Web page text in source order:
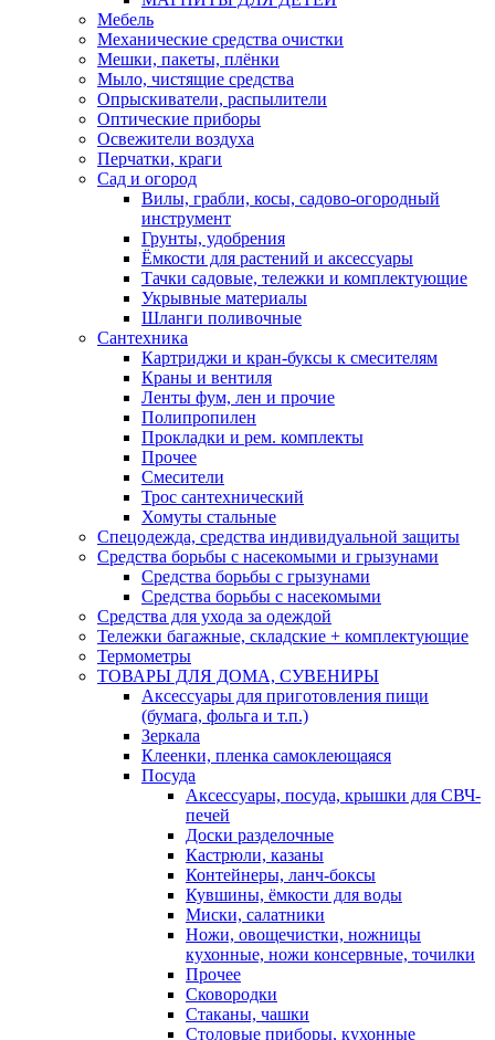
Мебель
Механические средства очистки
Мешки, пакеты, плёнки
Мыло, чистящие средства
Опрыскиватели, распылители
Оптические приборы
Освежители воздуха
Перчатки, краги
Сад и огород
Вилы, грабли, косы, садово-огородный
инструмент
Грунты, удобрения
Ёмкости для растений и аксессуары
Тачки садовые, тележки и комплектующие
Укрывные материалы
Шланги поливочные
Сантехника
Картриджи и кран-буксы к смесителям
Краны и вентиля
Ленты фум, лен и прочие
Полипропилен
Прокладки и рем. комплекты
Прочее
Смесители
Трос сантехнический
Хомуты стальные
Спецодежда, средства индивидуальной защиты
Средства борьбы с насекомыми и грызунами
Средства борьбы с грызунами
Средства борьбы с насекомыми
Средства для ухода за одеждой
Тележки багажные, складские + комплектующие
Термометры
ТОВАРЫ ДЛЯ ДОМА, СУВЕНИРЫ
Аксессуары для приготовления пищи
(бумага, фольга и т.п.)
Зеркала
Клеенки, пленка самоклеющаяся
Посуда
Аксессуары, посуда, крышки для СВЧ-
печей
Доски разделочные
Кастрюли, казаны
Контейнеры, ланч-боксы
Кувшины, ёмкости для воды
Миски, салатники
Ножи, овощечистки, ножницы
кухонные, ножи консервные, точилки
Прочее
Сковородки
Стаканы, чашки
Столовые приборы, кухонные